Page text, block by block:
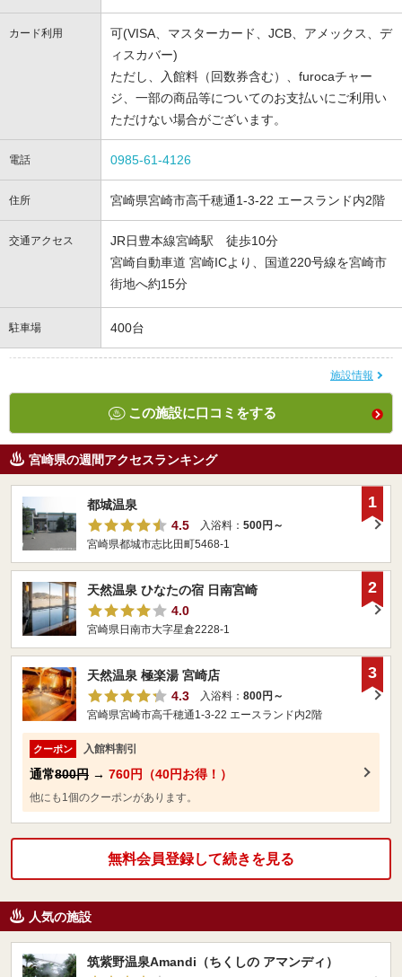
カード利用
可(VISA、マスターカード、JCB、アメックス、デ
ィスカバー)
ただし、入館料（回数券含む）、furocaチャー
ジ、一部の商品等についてのお支払いにご利用い
ただけない場合がございます。
電話 0985-61-4126
住所 宮崎県宮崎市高千穂通1-3-22 エースランド内2階
交通アクセス
JR日豊本線宮崎駅 徒歩10分
宮崎自動車道 宮崎ICより、国道220号線を宮崎市
街地へ約15分
駐車場 400台
施設情報
この施設に口コミをする
宮崎県の週間アクセスランキング
都城温泉
4.5
入浴料： 500円～
宮崎県都城市志比田町5468-1
1
天然温泉 ひなたの宿 日南宮崎
4.0
宮崎県日南市大字星倉2228-1
2
天然温泉 極楽湯 宮崎店
4.3
入浴料： 800円～
宮崎県宮崎市高千穂通1-3-22 エースランド内2階
クーポン 入館料割引
通常800円 → 760円（40円お得！）
他にも1個のクーポンがあります。
3
無料会員登録して続きを見る
人気の施設
筑紫野温泉Amandi（ちくしの アマンディ）